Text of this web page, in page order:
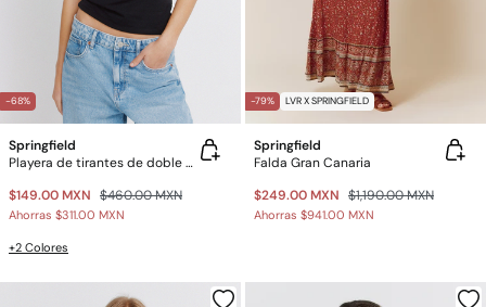
-68%
Springfield
Playera de tirantes de doble tejido
$149.00 MXN $460.00 MXN
Ahorras $311.00 MXN
+2 Colores
-79% LVR X SPRINGFIELD
Springfield
Falda Gran Canaria
$249.00 MXN $1,190.00 MXN
Ahorras $941.00 MXN